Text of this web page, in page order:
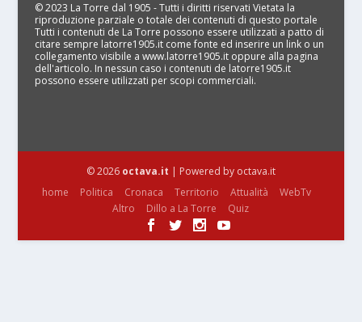
© 2023 La Torre dal 1905 - Tutti i diritti riservati Vietata la
riproduzione parziale o totale dei contenuti di questo portale
Tutti i contenuti de La Torre possono essere utilizzati a patto di
citare sempre latorre1905.it come fonte ed inserire un link o un
collegamento visibile a www.latorre1905.it oppure alla pagina
dell'articolo. In nessun caso i contenuti de latorre1905.it
possono essere utilizzati per scopi commerciali.
© 2026 octava.it | Powered by octava.it
home
Politica Cronaca Territorio Attualità
WebTv
Altro
Dillo a La Torre Quiz